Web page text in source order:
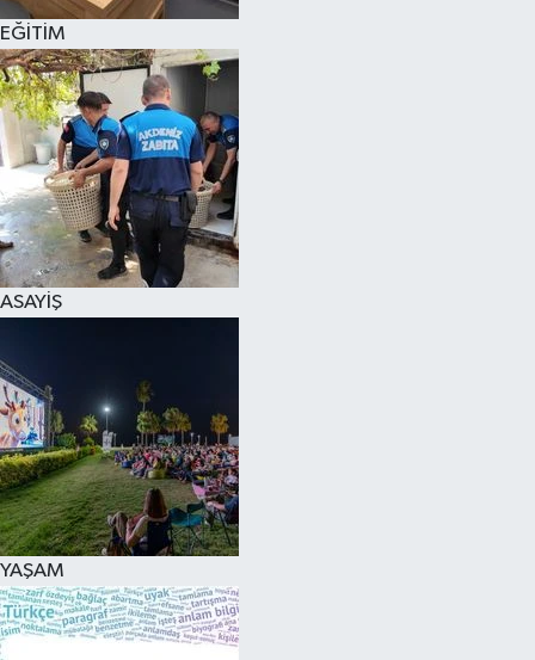
EĞİTİM
ASAYİŞ
YAŞAM